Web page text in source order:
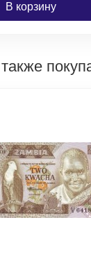
В корзину